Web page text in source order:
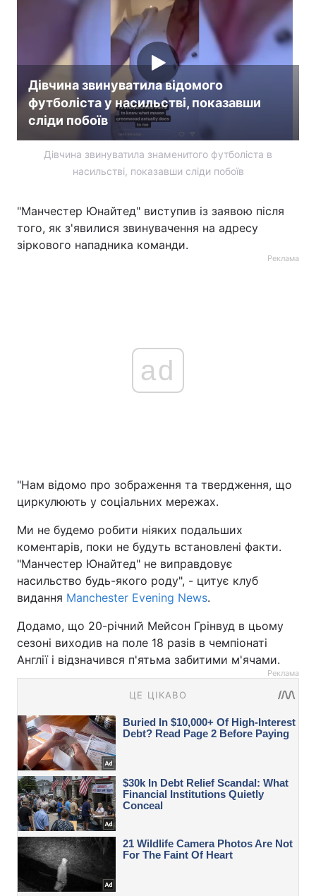
Дівчина звинуватила відомого
футболіста у насильстві, показавши
сліди побоїв
Дівчина звинуватила знаменитого футболіста в
насильстві, показавши сліди побоїв
"Манчестер Юнайтед" виступив із заявою після
того, як з'явилися звинувачення на адресу
зіркового нападника команди.
Реклама
ad
"Нам відомо про зображення та твердження, що
циркулюють у соціальних мережах.
Ми не будемо робити ніяких подальших
коментарів, поки не будуть встановлені факти.
"Манчестер Юнайтед" не виправдовує
насильство будь-якого роду", - цитує клуб
видання Manchester Evening News.
Додамо, що 20-річний Мейсон Грінвуд в цьому
сезоні виходив на поле 18 разів в чемпіонаті
Англії і відзначився п'ятьма забитими м'ячами.
Реклама